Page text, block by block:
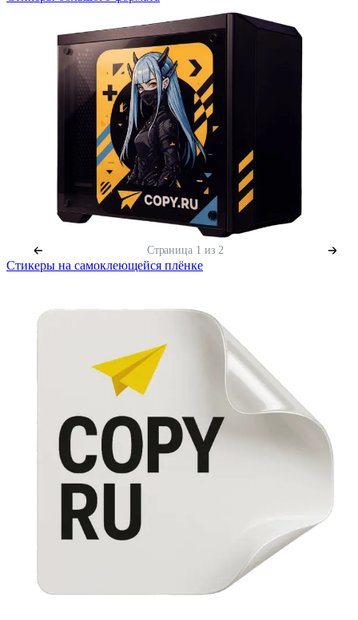
Страница 1 из 2
Стикеры на самоклеющейся плёнке